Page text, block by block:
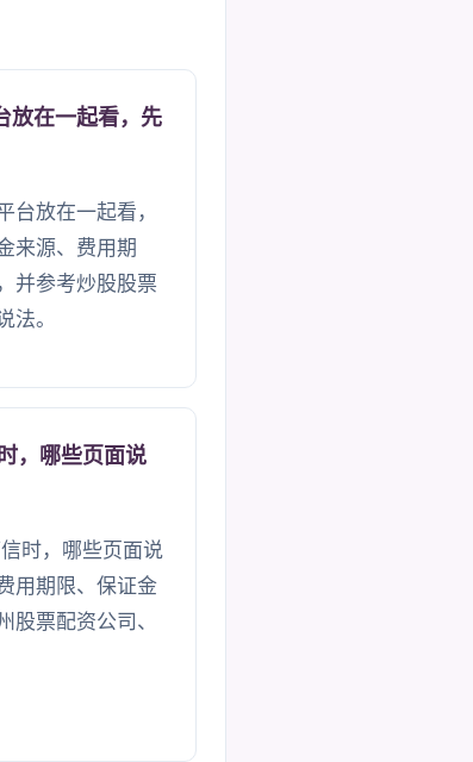
放在一起看，先
台放在一起看，
来源、费用期
并参考炒股股票
法。
，哪些页面说
时，哪些页面说
用期限、保证金
股票配资公司、